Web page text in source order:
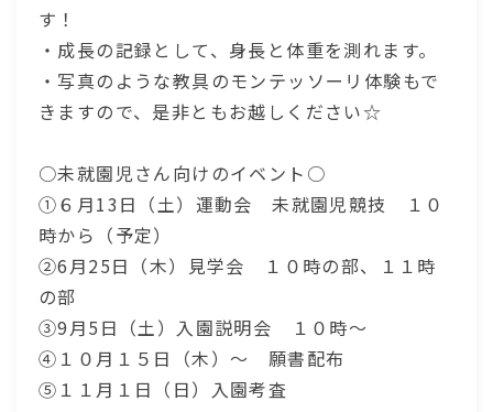
す！
・成長の記録として、身長と体重を測れます。
・写真のような教具のモンテッソーリ体験もで
きますので、是非ともお越しください☆
○未就園児さん向けのイベント○
①６月13日（土）運動会 未就園児競技 １０
時から（予定）
②6月25日（木）見学会 １０時の部、１１時
の部
③9月5日（土）入園説明会 １０時～
④１０月１５日（木）～ 願書配布
⑤１１月１日（日）入園考査